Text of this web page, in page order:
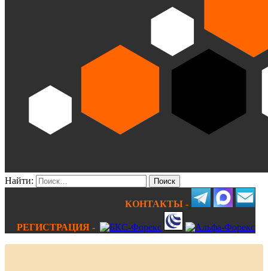
Найти:
КОНТАКТЫ -
РЕГИСТРАЦИЯ -